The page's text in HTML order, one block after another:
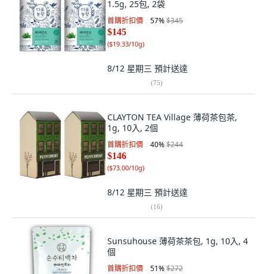
1.5g, 25包, 2袋
首購折扣價 57%$345
$145
($19.33/10g)
8/12 星期三 預計送達
(75)
CLAYTON TEA Village 薄荷茶包茶,
1g, 10入, 2個
首購折扣價 40%$244
$146
($73.00/10g)
8/12 星期三 預計送達
(16)
Sunsuhouse 薄荷茶茶包, 1g, 10入, 4
個
首購折扣價 51%$272